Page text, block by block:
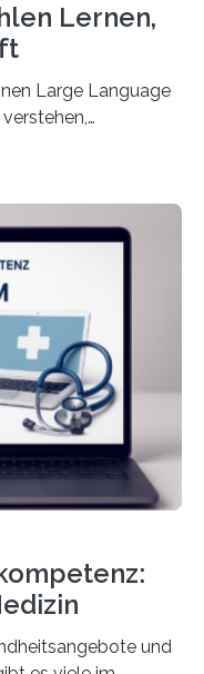
Lernen,
Large Language
der Ruhr-
Bochum in
über die
das Sprachmodell
Intelligenz
Körpers
bewussten
und